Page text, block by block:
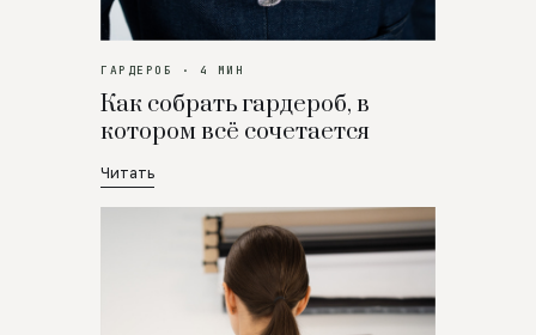
ГАРДЕРОБ · 4 МИН
Как собрать гардероб, в
котором всё сочетается
Читать